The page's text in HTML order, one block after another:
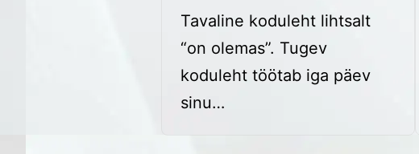
Tavaline koduleht lihtsalt
“on olemas”. Tugev
koduleht töötab iga päev
sinu…